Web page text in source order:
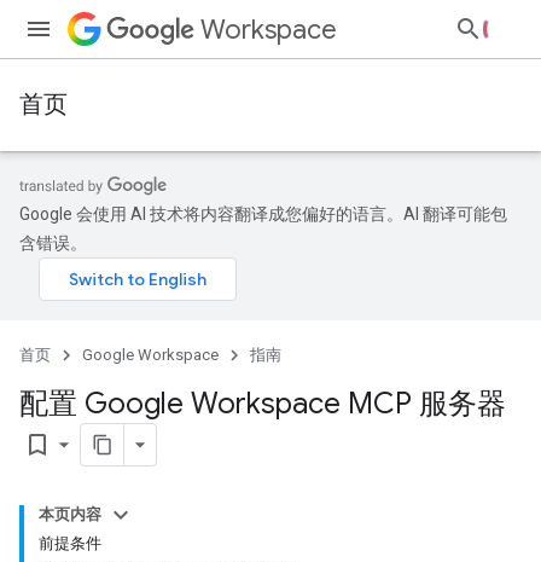
Workspace
首页
Google 会使用 AI 技术将内容翻译成您偏好的语言。AI 翻译可能包
含错误。
首页 Google Workspace 指南
配置 Google Workspace MCP 服务器
bookmark_border
本页内容
前提条件